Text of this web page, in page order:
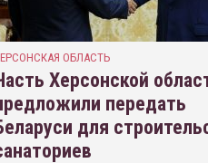
ОБЛАСТЬ
Херсонской
передать
для